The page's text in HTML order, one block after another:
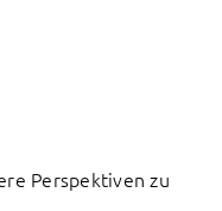
Perspektiven zu